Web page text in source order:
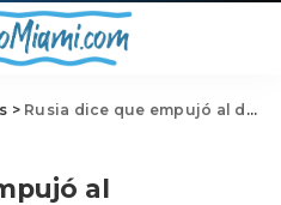
> Rusia dice que empujó al destructor estadounidense del área cercana a sus aguas
al